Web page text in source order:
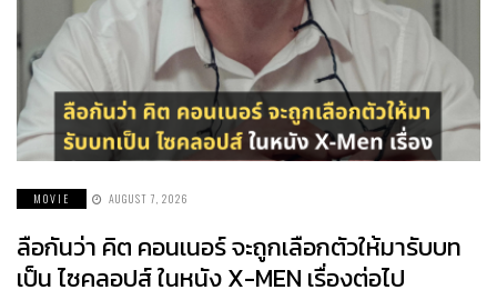
MOVIE AUGUST 7, 2026
ลือกันว่า คิต คอนเนอร์ จะถูกเลือกตัวให้มารับบท
เป็น ไซคลอปส์ ในหนัง X-MEN เรื่องต่อไป